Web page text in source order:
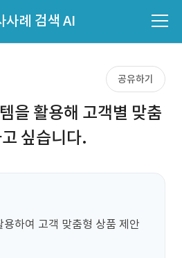
사례 검색 AI
공유하기
을 활용해 고객별 맞춤
싶습니다.
하여 고객 맞춤형 상품 제안